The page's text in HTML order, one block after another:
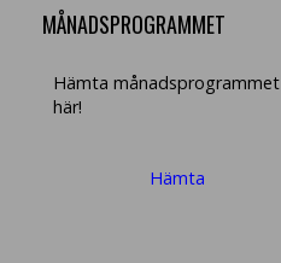
MÅNADSPROGRAMMET
Hämta månadsprogrammet
här!
Hämta